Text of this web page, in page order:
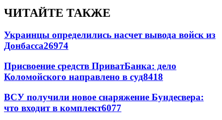
ЧИТАЙТЕ ТАКЖЕ
Украинцы определились насчет вывода войск из
Донбасса26974
Присвоение средств ПриватБанка: дело
Коломойского направлено в суд8418
ВСУ получили новое снаряжение Бундесвера:
что входит в комплект6077